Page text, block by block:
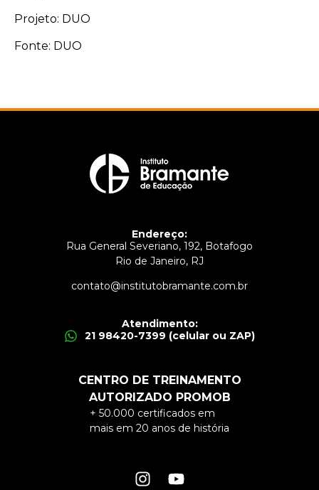
Projeto: DUO
Fonte: DUO
Endereço:
Rua General Severiano, 192, Botafogo
Rio de Janeiro, RJ
contato@institutobramante.com.br
Atendimento:
21 98420-7399 (celular ou ZAP)
CENTRO DE TREINAMENTO
AUTORIZADO PROMOB
+ 50.000 certificados em
mais em 20 anos de história